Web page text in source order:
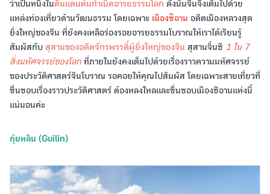
ว่าเป็นหนึ่งในดินแดนต้นกำเนิดอารยธรรมโลก ดังนั้นจีนจึงเต็มไปด้วย
แหล่งท่องเที่ยวด้านวัฒนธรรม โดยเฉพาะ เมืองซีอาน อดีตเมืองหลวงสุด
ยิ่งใหญ่ของจีน ที่ยังคงเหลือร่องรอยอารยธรรมโบราณให้เราได้เรียนรู้
สัมผัสกับ สุสานของอดีตจักรพรรดิ์ผู้ยิ่งใหญ่ของจีน สุสานจิ๋นซี 1 ใน 7
สิ่งมหัศจรรย์ของโลก ที่ภายในยังคงเต็มไปด้วยเรื่องราวความมหัศจรรย์
ของประวัติศาสตร์จีนโบราณ รอคอยให้คุณไปสัมผัส โดยเฉพาะสายเที่ยวที่
ชื่นชอบเรื่องราวประวัติศาสตร์ ต้องหลงใหลและชื่นชอบเมืองซีอานแห่งนี้
แน่นอนค่ะ
กุ้ยหลิน (Guilin)